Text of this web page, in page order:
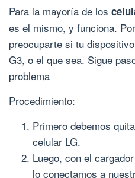
Para la mayoría de los
es el mismo, y funciona.
preocuparte si tu
G3, o el que sea. Sigue
problema
Procedimiento:
Primero debemos
celular LG.
Luego, con el
lo conectamos a